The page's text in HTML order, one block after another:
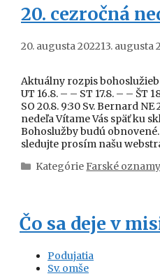
20. cezročná
20. augusta 202213. augusta
Aktuálny rozpis bohoslužieb
UT 16.8. – – ST 17.8. – – ŠT
SO 20.8. 9:30 Sv. Bernard NE
nedeľa Vítame Vás späť ku
Bohoslužby budú
sledujte prosím našu
KategórieFarské oznamy
Čo sa deje v
Podujatia
Sv. omše